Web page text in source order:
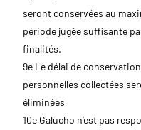
seront conservées au
période jugée suffisante
finalités.
9e Le délai de
personnelles collectées
éliminées
10e Galucho n’est pas